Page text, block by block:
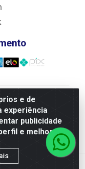
e de
experiência
publicidade
e melhorar a
Rua Antônio do
de Fatima -
334 - CNPJ